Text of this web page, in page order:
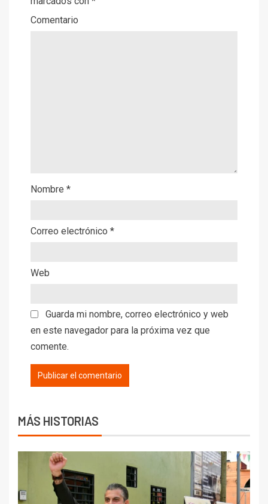
Comentario
Nombre *
Correo electrónico *
Web
Guarda mi nombre, correo electrónico y web
en este navegador para la próxima vez que
comente.
MÁS HISTORIAS